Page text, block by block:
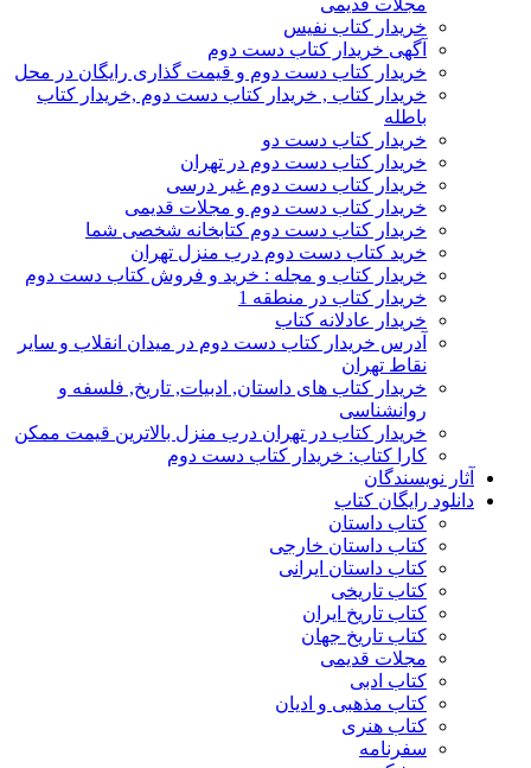
مجلات قدیمی
خریدار کتاب نفیس
آگهی خریدار کتاب دست دوم
خریدار کتاب دست دوم و قیمت گذاری رایگان در محل
خریدار کتاب , خریدار کتاب دست دوم ,خریدار کتاب
باطله
خریدار کتاب دست دو
خریدار کتاب دست دوم در تهران
خریدار کتاب دست دوم غیر درسی
خریدار کتاب دست دوم و مجلات قدیمی
خریدار کتاب دست دوم کتابخانه شخصی شما
خرید کتاب دست دوم درب منزل تهران
خریدار کتاب و مجله : خرید و فروش کتاب دست دوم
خریدار کتاب در منطقه 1
خریدار عادلانه کتاب
آدرس خریدار کتاب دست دوم در میدان انقلاب و سایر
نقاط تهران
خریدار کتاب های داستان, ادبیات, تاریخ, فلسفه و
روانشناسی
خریدار کتاب در تهران درب منزل بالاترین قیمت ممکن
کارا کتاب: خریدار کتاب دست دوم
آثار نویسندگان
دانلود رایگان کتاب
کتاب داستان
کتاب داستان خارجی
کتاب داستان ایرانی
کتاب تاریخی
کتاب تاریخ ایران
کتاب تاریخ جهان
مجلات قدیمی
کتاب ادبی
کتاب مذهبی و ادیان
کتاب هنری
سفرنامه